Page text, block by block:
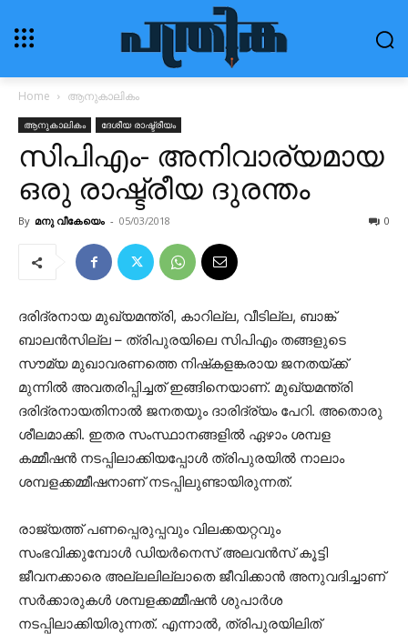
Home ആനുകാലികം
ആനുകാലികം ദേശീയ രാഷ്ട്രീയം
സിപിഎം- അനിവാര്യമായ
ഒരു രാഷ്ട്രീയ ദുരന്തം
By മനു വീകേയെം - 05/03/2018 0
ദരിദ്രനായ മുഖ്യമന്ത്രി, കാറില്ല, വീടില്ല, ബാങ്ക്
ബാലന്‍സില്ല – ത്രിപുരയിലെ സിപിഎം തങ്ങളുടെ
സൗമ്യ മുഖാവരണത്തെ നിഷ്‌കളങ്കരായ ജനതയ്ക്ക്
മുന്നില്‍ അവതരിപ്പിച്ചത് ഇങ്ങിനെയാണ്. മുഖ്യമന്ത്രി
ദരിദ്രനായതിനാല്‍ ജനതയും ദാരിദ്ര്യം പേറി. അതൊരു
ശീലമാക്കി. ഇതര സംസ്ഥാനങ്ങളില്‍ ഏഴാം ശമ്പള
കമ്മീഷന്‍ നടപ്പിലാക്കിയപ്പോള്‍ ത്രിപുരയില്‍ നാലാം
ശമ്പളക്കമ്മീഷനാണ് നടപ്പിലുണ്ടായിരുന്നത്.
രാജ്യത്ത് പണപ്പെരുപ്പവും വിലക്കയറ്റവും
സംഭവിക്കുമ്പോള്‍ ഡിയര്‍നെസ് അലവന്‍സ് കൂട്ടി
ജീവനക്കാരെ അല്ലലില്ലാതെ ജീവിക്കാന്‍ അനുവദിച്ചാണ്
സര്‍ക്കാരുകള്‍ ശമ്പളക്കമ്മീഷന്‍ ശുപാര്‍ശ
നടപ്പിലാക്കിയിരുന്നത്. എന്നാല്‍, ത്രിപുരയിലിത്